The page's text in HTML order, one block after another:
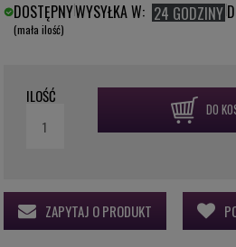
DOSTĘPNY
(mała ilość)
WYSYŁKA W: 24 GODZINY
ILOŚĆ
DO
ZAPYTAJ O PRODUKT